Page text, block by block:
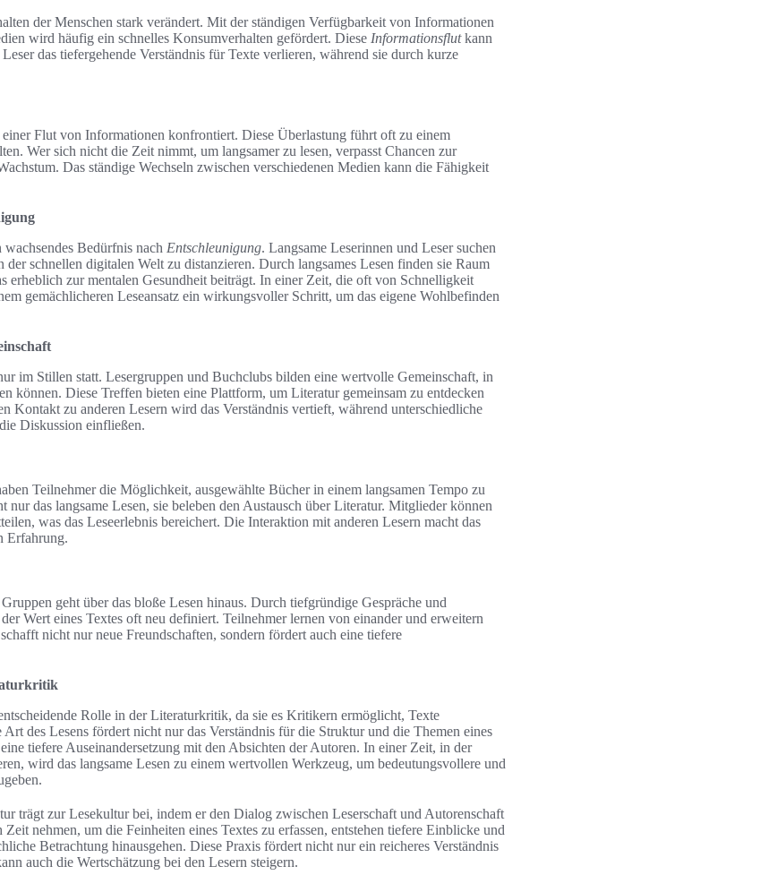
der Menschen stark verändert. Mit der ständigen Verfügbarkeit von Informationen
wird häufig ein schnelles Konsumverhalten gefördert. Diese Informationsflutkann
das tiefergehende Verständnis für Texte verlieren, während sie durch kurze
Flut von Informationen konfrontiert. Diese Überlastung führt oft zu einem
Wer sich nicht die Zeit nimmt, um langsamer zu lesen, verpasst Chancen zur
Das ständige Wechseln zwischen verschiedenen Medien kann die Fähigkeit
Bedürfnis nach Entschleunigung. Langsame Leserinnen und Leser suchen
der schnellen digitalen Welt zu distanzieren. Durch langsames Lesen finden sie Raum
erheblich zur mentalen Gesundheit beiträgt. In einer Zeit, die oft von Schnelligkeit
gemächlicheren Leseansatz ein wirkungsvoller Schritt, um das eigene Wohlbefinden
im Stillen statt. Lesergruppen und Buchclubs bilden eine wertvolle Gemeinschaft, in
können. Diese Treffen bieten eine Plattform, um Literatur gemeinsam zu entdecken
Kontakt zu anderen Lesern wird das Verständnis vertieft, während unterschiedliche
Diskussion einfließen.
Teilnehmer die Möglichkeit, ausgewählte Bücher in einem langsamen Tempo zu
nur das langsame Lesen, sie beleben den Austausch über Literatur. Mitglieder können
was das Leseerlebnis bereichert. Die Interaktion mit anderen Lesern macht das
Erfahrung.
geht über das bloße Lesen hinaus. Durch tiefgründige Gespräche und
Wert eines Textes oft neu definiert. Teilnehmer lernen von einander und erweitern
nicht nur neue Freundschaften, sondern fördert auch eine tiefere
Rolle in der Literaturkritik, da sie es Kritikern ermöglicht, Texte
Art des Lesens fördert nicht nur das Verständnis für die Struktur und die Themen eines
tiefere Auseinandersetzung mit den Absichten der Autoren. In einer Zeit, in der
wird das langsame Lesen zu einem wertvollen Werkzeug, um bedeutungsvollere und
trägt zur Lesekultur bei, indem er den Dialog zwischen Leserschaft und Autorenschaft
nehmen, um die Feinheiten eines Textes zu erfassen, entstehen tiefere Einblicke und
Betrachtung hinausgehen. Diese Praxis fördert nicht nur ein reicheres Verständnis
auch die Wertschätzung bei den Lesern steigern.